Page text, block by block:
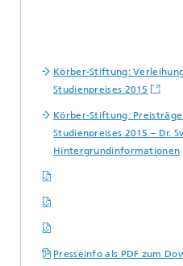
Körber-Stiftung:
Studienpreises 2015
Körber-Stiftung:
Studienpreises 2015 – Dr.
Hintergrundinformationen
Presseinfo als PDF zum